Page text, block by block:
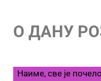
О ДАНУ
Наиме, све је